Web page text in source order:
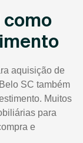
como
aquisição de
SC também
Muitos
para
e